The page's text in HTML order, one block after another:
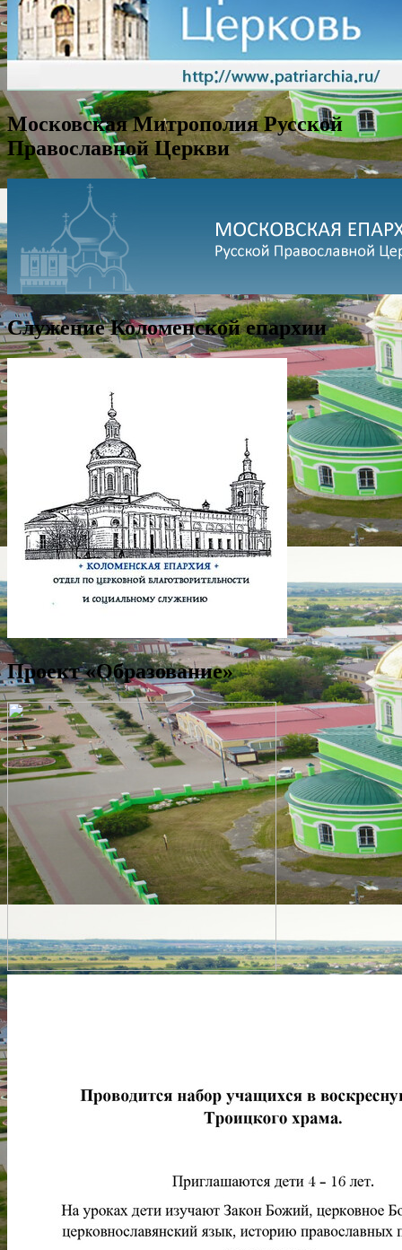
Московская Митрополия Русской
Православной Церкви
Служение Коломенской епархии
Проект «Образование»